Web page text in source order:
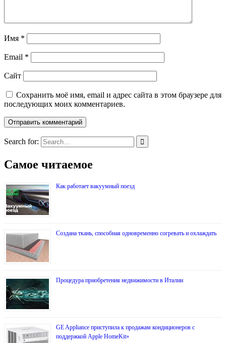
Имя *
Email *
Сайт
Сохранить моё имя, email и адрес сайта в этом браузере для
последующих моих комментариев.
Search for:
Самое читаемое
Как работает вакуумный поезд
Создана ткань, способная одновременно согревать и охлаждать
Процедура приобретения недвижимости в Италии
GE Appliance приступила к продажам кондиционеров с
поддержкой Apple HomeKit»